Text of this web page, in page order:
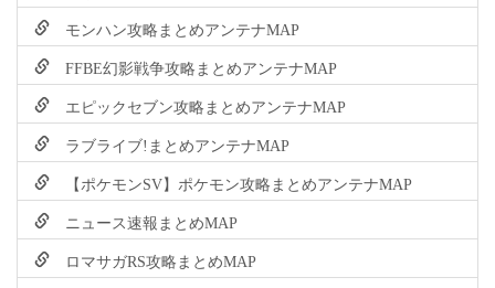
モンハン攻略まとめアンテナMAP
FFBE幻影戦争攻略まとめアンテナMAP
エピックセブン攻略まとめアンテナMAP
ラブライブ!まとめアンテナMAP
【ポケモンSV】ポケモン攻略まとめアンテナMAP
ニュース速報まとめMAP
ロマサガRS攻略まとめMAP